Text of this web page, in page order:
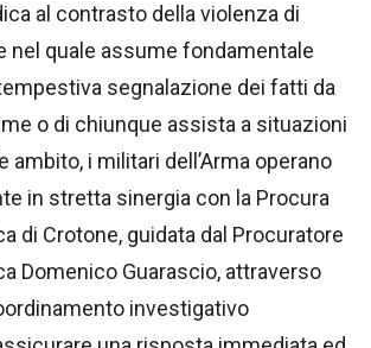
al contrasto della violenza di
nel quale assume fondamentale
segnalazione dei fatti da
o di chiunque assista a situazioni
ambito, i militari dell’Arma operano
in stretta sinergia con la Procura
di Crotone, guidata dal Procuratore
Domenico Guarascio, attraverso
investigativo